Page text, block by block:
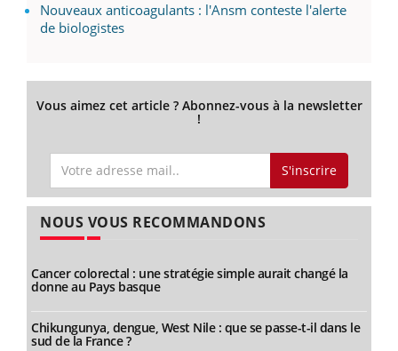
Nouveaux anticoagulants : l'Ansm conteste l'alerte
de biologistes
Vous aimez cet article ? Abonnez-vous à la newsletter
!
S'inscrire
NOUS VOUS RECOMMANDONS
Cancer colorectal : une stratégie simple aurait changé la
donne au Pays basque
Chikungunya, dengue, West Nile : que se passe-t-il dans le
sud de la France ?